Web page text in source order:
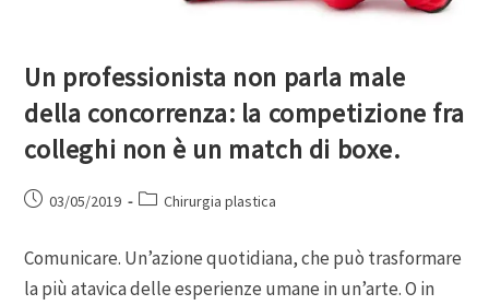
Un professionista non parla male
della concorrenza: la competizione fra
colleghi non è un match di boxe.
03/05/2019 Chirurgia plastica
Comunicare. Un’azione quotidiana, che può trasformare
la più atavica delle esperienze umane in un’arte. O in